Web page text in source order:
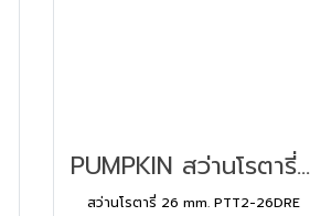
PUMPKIN สว่านโรตารี่ 26 mm. PTT2-26DRE สติ๊กเกอร์น้ำเงิน (42185)
สว่านโรตารี่ 26 mm. PTT2-26DRE